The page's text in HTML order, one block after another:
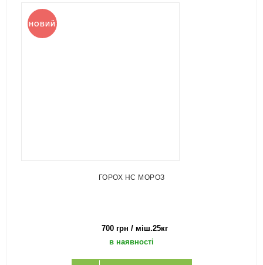
НОВИЙ
ГОРОХ НС МОРОЗ
700 грн / міш.25кг
в наявності